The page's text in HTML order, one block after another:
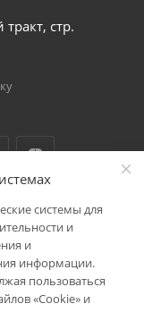
стр.
системы для
и
и
информации.
пользоваться
«Cookie» и